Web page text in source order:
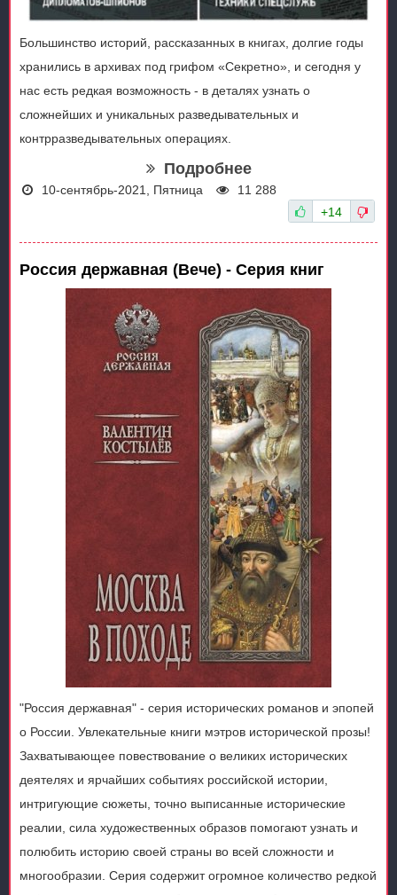
Большинство историй, рассказанных в книгах, долгие годы
хранились в архивах под грифом «Секретно», и сегодня у
нас есть редкая возможность - в деталях узнать о
сложнейших и уникальных разведывательных и
контрразведывательных операциях.
Подробнее
10-сентябрь-2021, Пятница
11 288
+14
Россия державная (Вече) - Серия книг
"Россия державная" - серия исторических романов и эпопей
о России. Увлекательные книги мэтров исторической прозы!
Захватывающее повествование о великих исторических
деятелях и ярчайших событиях российской истории,
интригующие сюжеты, точно выписанные исторические
реалии, сила художественных образов помогают узнать и
полюбить историю своей страны во всей сложности и
многообразии. Серия содержит огромное количество редкой